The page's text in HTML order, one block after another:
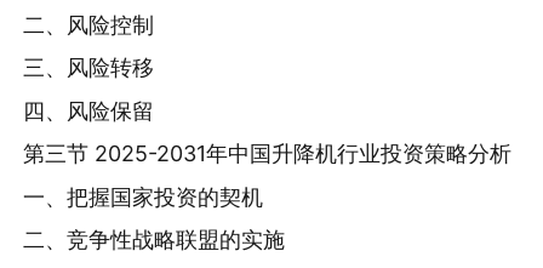
二、风险控制
三、风险转移
四、风险保留
第三节 2025-2031年中国升降机行业投资策略分析
一、把握国家投资的契机
二、竞争性战略联盟的实施